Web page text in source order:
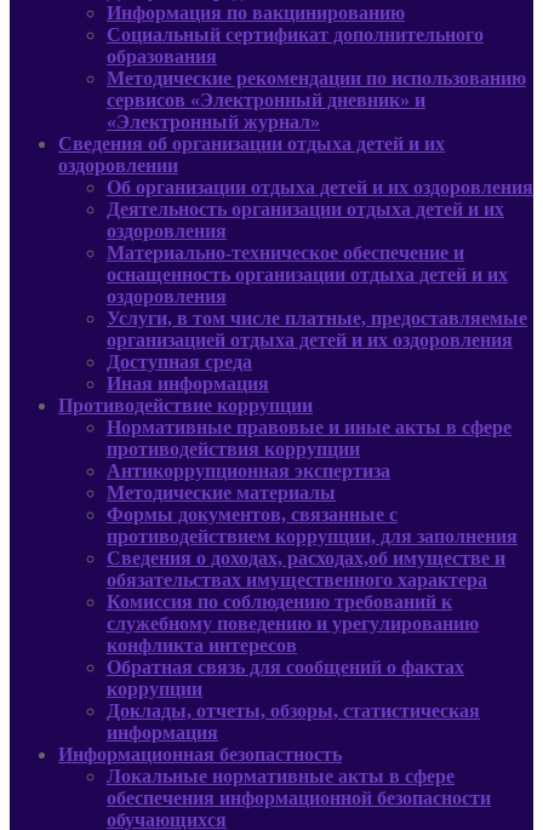
Информация по вакцинированию
Социальный сертификат дополнительного
образования
Методические рекомендации по использованию
сервисов «Электронный дневник» и
«Электронный журнал»
Сведения об организации отдыха детей и их
оздоровлении
Об организации отдыха детей и их оздоровления
Деятельность организации отдыха детей и их
оздоровления
Материально-техническое обеспечение и
оснащенность организации отдыха детей и их
оздоровления
Услуги, в том числе платные, предоставляемые
организацией отдыха детей и их оздоровления
Доступная среда
Иная информация
Противодействие коррупции
Нормативные правовые и иные акты в сфере
противодействия коррупции
Антикоррупционная экспертиза
Методические материалы
Формы документов, связанные с
противодействием коррупции, для заполнения
Сведения о доходах, расходах,об имуществе и
обязательствах имущественного характера
Комиссия по соблюдению требований к
служебному поведению и урегулированию
конфликта интересов
Обратная связь для сообщений о фактах
коррупции
Доклады, отчеты, обзоры, статистическая
информация
Информационная безопастность
Локальные нормативные акты в сфере
обеспечения информационной безопасности
обучающихся